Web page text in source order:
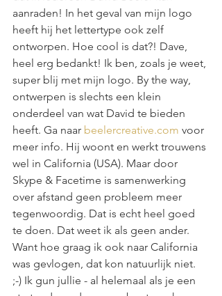
aanraden! In het geval van mijn logo
heeft hij het lettertype ook zelf
ontworpen. Hoe cool is dat?! Dave,
heel erg bedankt! Ik ben, zoals je weet,
super blij met mijn logo. By the way,
ontwerpen is slechts een klein
onderdeel van wat David te bieden
heeft. Ga naar beelercreative.com voor
meer info. Hij woont en werkt trouwens
wel in California (USA). Maar door
Skype & Facetime is samenwerking
over afstand geen probleem meer
tegenwoordig. Dat is echt heel goed
te doen. Dat weet ik als geen ander.
Want hoe graag ik ook naar California
was gevlogen, dat kon natuurlijk niet.
;-) Ik gun jullie - al helemaal als je een